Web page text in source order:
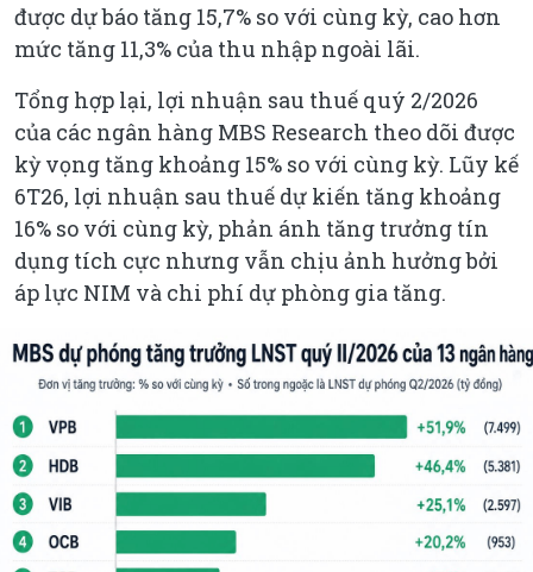
được dự báo tăng 15,7% so với cùng kỳ, cao hơn
mức tăng 11,3% của thu nhập ngoài lãi.
Tổng hợp lại, lợi nhuận sau thuế quý 2/2026
của các ngân hàng MBS Research theo dõi được
kỳ vọng tăng khoảng 15% so với cùng kỳ. Lũy kế
6T26, lợi nhuận sau thuế dự kiến tăng khoảng
16% so với cùng kỳ, phản ánh tăng trưởng tín
dụng tích cực nhưng vẫn chịu ảnh hưởng bởi
áp lực NIM và chi phí dự phòng gia tăng.